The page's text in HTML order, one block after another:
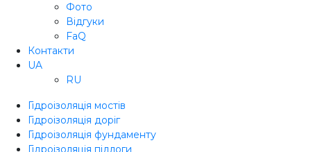
Фото
Відгуки
FaQ
Контакти
UA
RU
Гідроізоляція мостів
Гідроізоляція доріг
Гідроізоляція фундаменту
Гідроізоляція підлоги